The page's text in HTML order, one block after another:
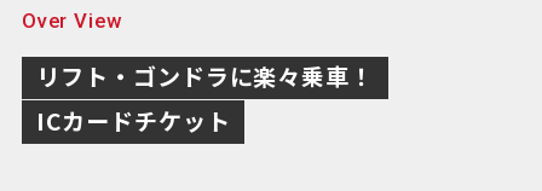
Over View
リフト・ゴンドラに楽々乗車！
ICカードチケット